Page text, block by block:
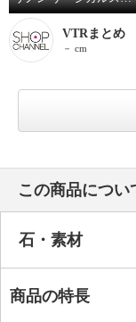
VTRまとめ
－ cm
この商品につい
石・素材
商品の特長